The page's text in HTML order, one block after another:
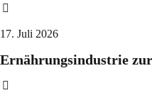
17. Juli 2026
Ernährungsindustrie